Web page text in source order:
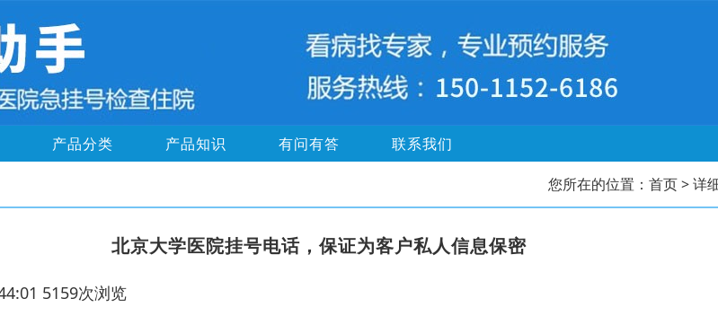
产品分类 产品知识 有问有答 联系我们
您所在的位置： 首页> 详
北京大学医院挂号电话，保证为客户私人信息保密
5159次浏览